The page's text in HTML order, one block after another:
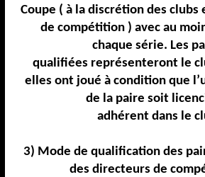
Coupe ( à la discrétion des
de compétition ) avec au
chaque série. Les
qualifiées représenteront le
elles ont joué à condition que
de la paire soit
adhérent dans le
3) Mode de qualification des
des directeurs de